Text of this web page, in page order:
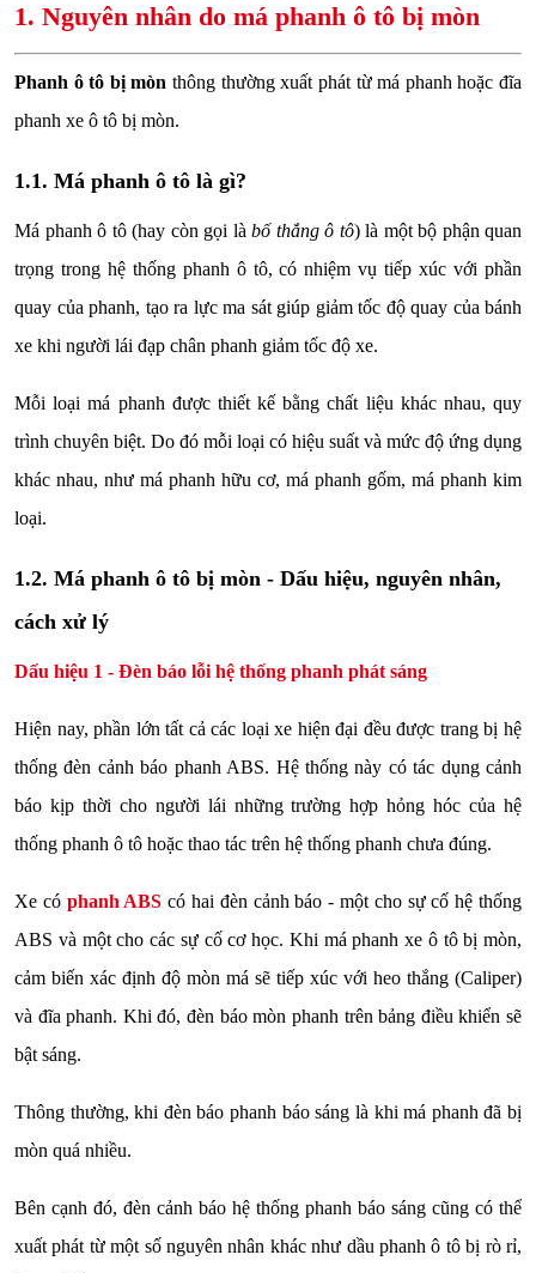
1. Nguyên nhân do má phanh ô tô bị mòn
Phanh ô tô bị mòn thông thường xuất phát từ má phanh hoặc đĩa
phanh xe ô tô bị mòn.
1.1. Má phanh ô tô là gì?
Má phanh ô tô (hay còn gọi là bố thắng ô tô) là một bộ phận quan
trọng trong hệ thống phanh ô tô, có nhiệm vụ tiếp xúc với phần
quay của phanh, tạo ra lực ma sát giúp giảm tốc độ quay của bánh
xe khi người lái đạp chân phanh giảm tốc độ xe.
Mỗi loại má phanh được thiết kế bằng chất liệu khác nhau, quy
trình chuyên biệt. Do đó mỗi loại có hiệu suất và mức độ ứng dụng
khác nhau, như má phanh hữu cơ, má phanh gốm, má phanh kim
loại.
1.2. Má phanh ô tô bị mòn - Dấu hiệu, nguyên nhân,
cách xử lý
Dấu hiệu 1 - Đèn báo lỗi hệ thống phanh phát sáng
Hiện nay, phần lớn tất cả các loại xe hiện đại đều được trang bị hệ
thống đèn cảnh báo phanh ABS. Hệ thống này có tác dụng cảnh
báo kịp thời cho người lái những trường hợp hỏng hóc của hệ
thống phanh ô tô hoặc thao tác trên hệ thống phanh chưa đúng.
Xe có phanh ABS có hai đèn cảnh báo - một cho sự cố hệ thống
ABS và một cho các sự cố cơ học. Khi má phanh xe ô tô bị mòn,
cảm biến xác định độ mòn má sẽ tiếp xúc với heo thắng (Caliper)
và đĩa phanh. Khi đó, đèn báo mòn phanh trên bảng điều khiển sẽ
bật sáng.
Thông thường, khi đèn báo phanh báo sáng là khi má phanh đã bị
mòn quá nhiều.
Bên cạnh đó, đèn cảnh báo hệ thống phanh báo sáng cũng có thể
xuất phát từ một số nguyên nhân khác như dầu phanh ô tô bị rò rỉ,